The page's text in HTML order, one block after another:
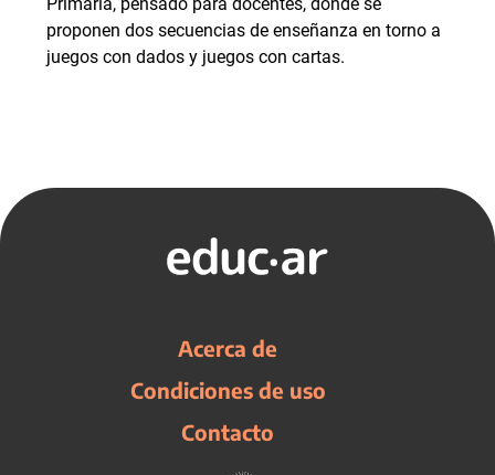
proponen dos secuencias de enseñanza en torno a
juegos con dados y juegos con cartas.
Acerca de
Condiciones de uso
Contacto